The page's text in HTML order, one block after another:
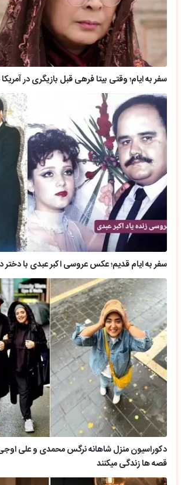
سفر به ایام؛ وقتی بیتا فرهی قبل بازیگری در آمریکا
سفر به ایام قدیم؛ عکس عروسی اکبر عبدی با دختر
دکوراسیون منزل شاهانه نرگس محمدی و علی
قصه ها زندگی میکنند